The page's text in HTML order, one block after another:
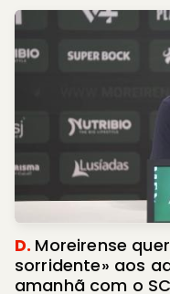
D. Moreirense
sorridente» aos
amanhã com o